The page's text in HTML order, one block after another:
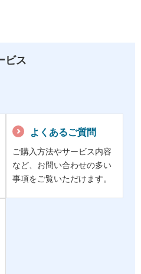
ビス
よくあるご質問
ご購入方法やサービス内容
など、お問い合わせの多い
事項をご覧いただけます。